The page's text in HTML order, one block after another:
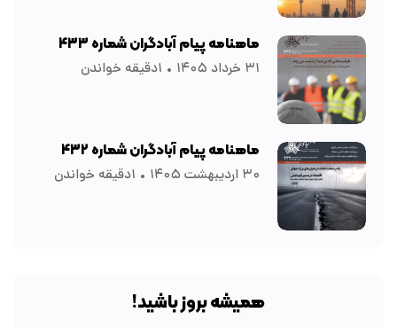
ماهنامه پیام آبادگران شماره ۴۳۳
۳۱ خرداد ۱۴۰۵ ۱دقیقه خواندن
ماهنامه پیام آبادگران شماره ۴۳۲
۳۰ اردیبهشت ۱۴۰۵ ۱دقیقه خواندن
همیشه بروز باشید!